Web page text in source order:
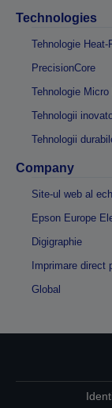
Technologies
Tehnologie Heat-
PrecisionCore
Tehnologie Micro
Tehnologii
Tehnologii
Company
Site-ul web al
Epson Europe
Digigraphie
Imprimare direct
Global